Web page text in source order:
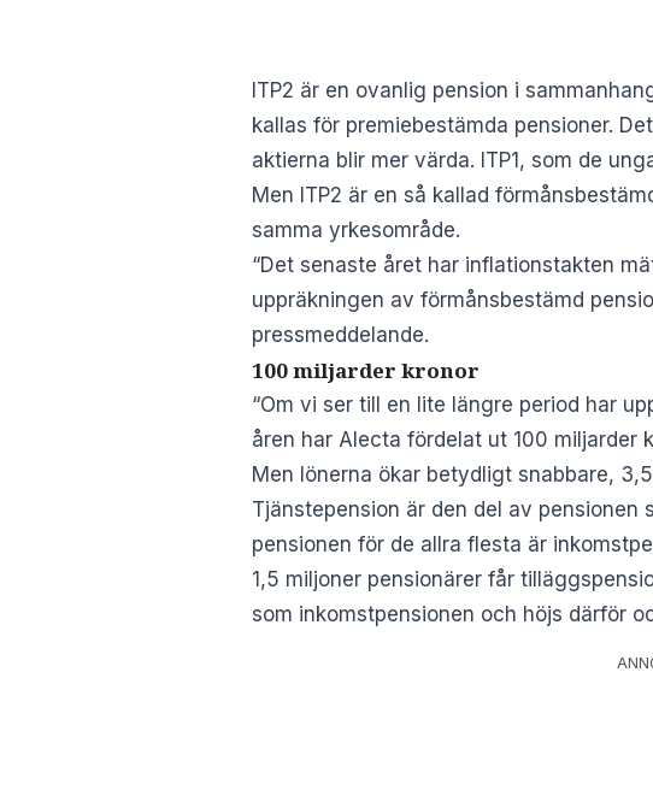
ITP2 är en ovanlig pension i
kallas för premiebestämda pensioner.
aktierna blir mer värda. ITP1, som de
Men ITP2 är en så kallad
samma yrkesområde.
“Det senaste året har inflationstakten
uppräkningen av förmånsbestämd
pressmeddelande.
100 miljarder kronor
“Om vi ser till en lite längre period har
åren har Alecta fördelat ut 100 miljarder
Men lönerna ökar betydligt snabbare,
Tjänstepension är den del av
pensionen för de allra flesta är
1,5 miljoner pensionärer får
som inkomstpensionen och höjs därför